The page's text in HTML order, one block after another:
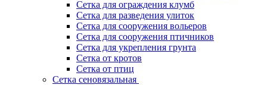
Сетка для ограждения клумб
Сетка для разведения улиток
Сетка для сооружения вольеров
Сетка для сооружения птичников
Сетка для укрепления грунта
Сетка от кротов
Сетка от птиц
Сетка сеновязальная